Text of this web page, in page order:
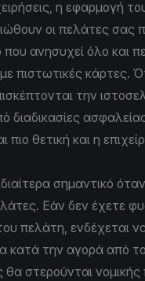
η εφαρμογή
οι πελάτες σας
ανησυχεί όλο και
πιστωτικές κάρτες.
την
διαδικασίες
πιο θετική και η
σημαντικό
Εάν δεν έχετε
πελάτη, ενδέχεται
κατά την αγορά από
στερούνται νομικής